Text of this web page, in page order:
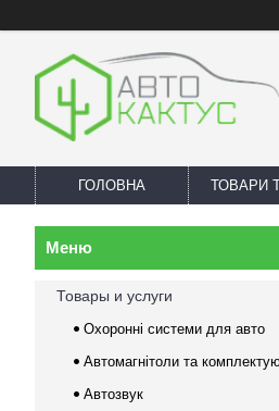
ГОЛОВНА ТОВАРИ
Товары и услуги
Охоронні системи для авто
Автомагнітоли та
Автозвук